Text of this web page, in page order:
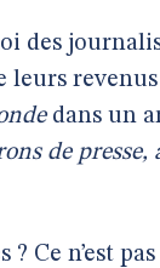
des
leurs
dans un
de
Ce n’est